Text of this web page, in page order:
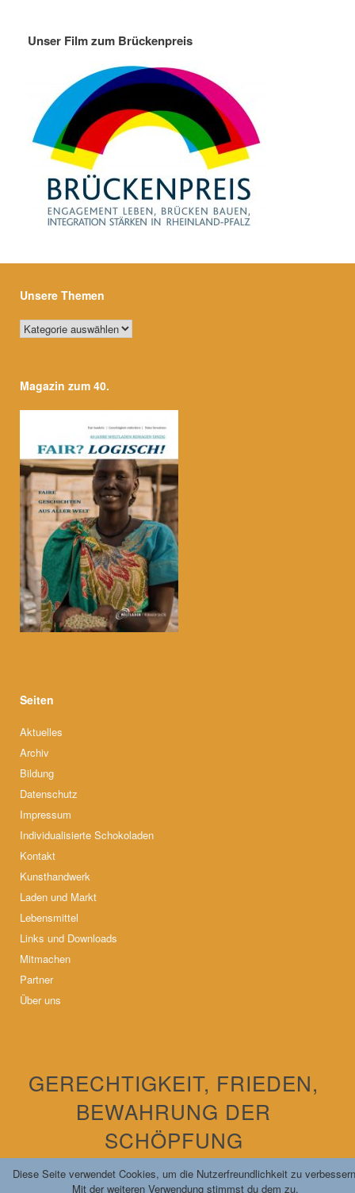
Unser Film zum Brückenpreis
Unsere Themen
Unsere
Themen
Magazin zum 40.
Seiten
Aktuelles
Archiv
Bildung
Datenschutz
Impressum
Individualisierte Schokoladen
Kontakt
Kunsthandwerk
Laden und Markt
Lebensmittel
Links und Downloads
Mitmachen
Partner
Über uns
GERECHTIGKEIT, FRIEDEN,
BEWAHRUNG DER
SCHÖPFUNG
Diese Seite verwendet Cookies, um die Nutzerfreundlichkeit zu
Mit der weiteren Verwendung stimmst du dem zu.